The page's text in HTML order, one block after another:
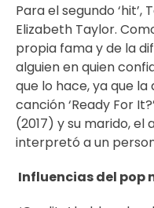
Para el segundo
Elizabeth Taylor.
propia fama y de la
alguien en quien
que lo hace, ya que
canción ‘Ready For
(2017) y su marido, el
interpretó a un
Influencias del pop